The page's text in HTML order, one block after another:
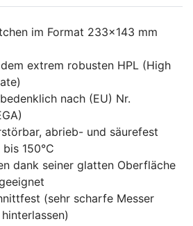
im Format 233x143 mm
extrem robusten HPL (High
nach (EU) Nr.
abrieb- und säurefest
150°C
dank seiner glatten Oberfläche
(sehr scharfe Messer